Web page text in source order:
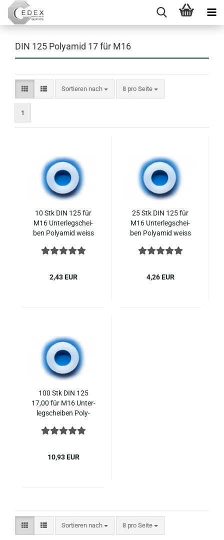
DIN 125 Polyamid 17 für M16
Sortieren nach
Sortieren nach 8 pro Seite
pro Seite
1
10 Stk DIN 125 für
M16 Un­ter­leg­schei­
ben Po­ly­amid weiss
2,43 EUR
25 Stk DIN 125 für
M16 Un­ter­leg­schei­
ben Po­ly­amid weiss
4,26 EUR
100 Stk DIN 125
17,00 für M16 Un­ter­
leg­schei­ben Po­ly­
10,93 EUR
Sortieren nach
Sortieren nach 8 pro Seite
pro Seite